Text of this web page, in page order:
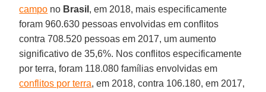
campo no Brasil , em 2018, mais especificamente
foram 960.630 pessoas envolvidas em conflitos
contra 708.520 pessoas em 2017, um aumento
significativo de 35,6%. Nos conflitos especificamente
por terra, foram 118.080 famílias envolvidas em
conflitos por terra, em 2018, contra 106.180, em 2017,